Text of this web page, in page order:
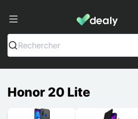
Dealy - Fundas
Rechercher
Honor 20 Lite